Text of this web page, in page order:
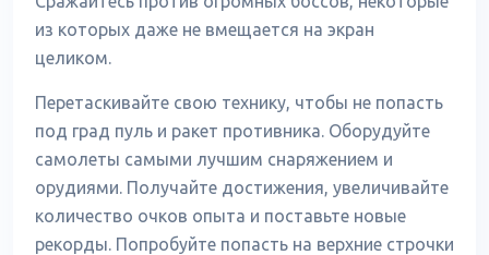
из которых даже не вмещается на экран
целиком.
Перетаскивайте свою технику, чтобы не попасть
под град пуль и ракет противника. Оборудуйте
самолеты самыми лучшим снаряжением и
орудиями. Получайте достижения, увеличивайте
количество очков опыта и поставьте новые
рекорды. Попробуйте попасть на верхние строчки